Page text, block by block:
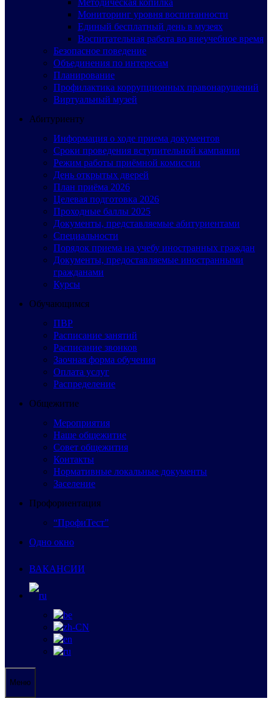
Методическая копилка
Мониторинг уровня воспитанности
Единый бесплатный день в музеях
Воспитательная работа во внеучебное время
Безопасное поведение
Объединения по интересам
Планирование
Профилактика коррупционных правонарушений
Виртуальный музей
Абитуриенту
Информация о ходе приема документов
Сроки проведения вступительной кампании
Режим работы приёмной комиссии
День открытых дверей
План приёма 2026
Целевая подготовка 2026
Проходные баллы 2025
Документы, представляемые абитуриентами
Специальности
Порядок приема на учебу иностранных граждан
Документы, предоставляемые иностранными
гражданами
Курсы
Обучающимся
ПВР
Расписание занятий
Расписание звонков
Заочная форма обучения
Оплата услуг
Распределение
Общежитие
Мероприятия
Наше общежитие
Совет общежития
Контакты
Нормативные локальные документы
Заселение
Профориентация
“ПрофиТест”
Одно окно
ВАКАНСИИ
Меню